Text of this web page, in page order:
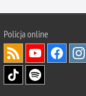
Policjaonline